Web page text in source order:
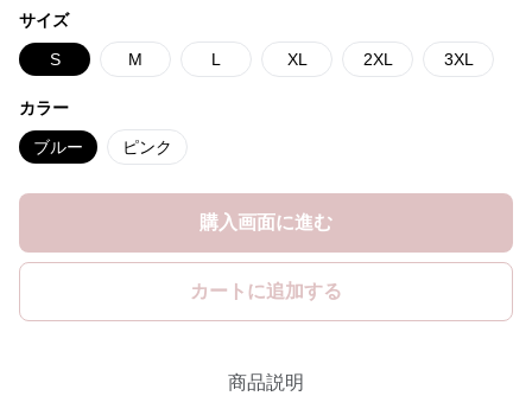
サイズ
S M L XL 2XL 3XL
カラー
ブルー ピンク
購入画面に進む
カートに追加する
商品説明